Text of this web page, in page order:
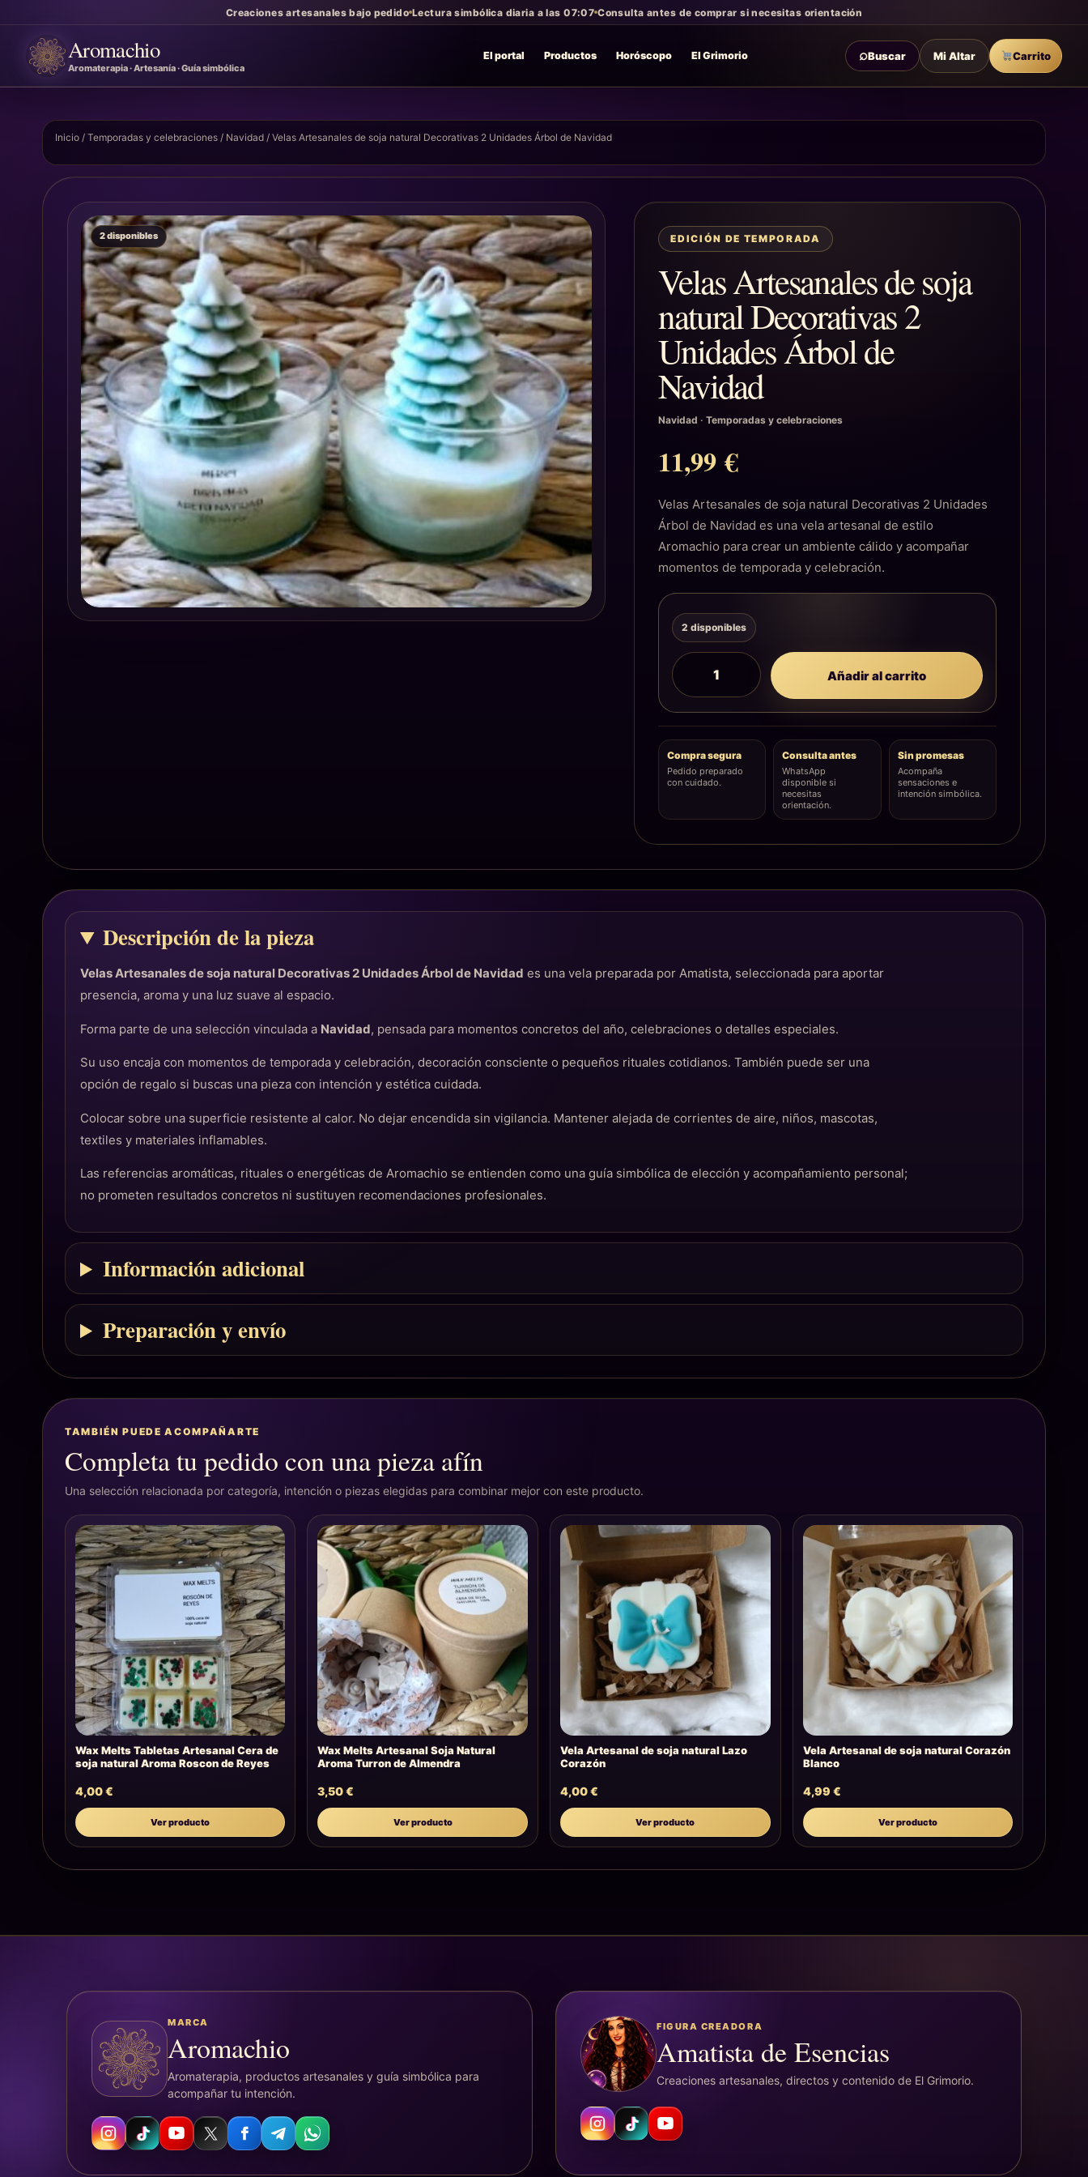
Creaciones artesanales bajo pedido Lectura simbólica diaria a las 07:07 Consulta antes de comprar si necesitas orientación
Aromachio
Aromaterapia · Artesanía · Guía simbólica
El portal Productos Horóscopo El Grimorio ⌕Buscar Mi Altar Carrito
Inicio / Temporadas y celebraciones / Navidad / Velas Artesanales de soja natural Decorativas 2 Unidades Árbol de Navidad
2 disponibles EDICIÓN DE TEMPORADA
Velas Artesanales de soja
natural Decorativas 2
Unidades Árbol de
Navidad
Navidad ·Temporadas y celebraciones
11,99€
Velas Artesanales de soja natural Decorativas 2 Unidades
Árbol de Navidad es una vela artesanal de estilo
Aromachio para crear un ambiente cálido y acompañar
momentos de temporada y celebración.
2 disponibles
Añadir al carrito
Compra segura
Pedido preparado
con cuidado.
Consulta antes
WhatsApp
disponible si
necesitas
orientación.
Sin promesas
Acompaña
sensaciones e
intención simbólica.
Descripción de la pieza
Velas Artesanales de soja natural Decorativas 2 Unidades Árbol de Navidad es una vela preparada por Amatista, seleccionada para aportar
presencia, aroma y una luz suave al espacio.
Forma parte de una selección vinculada a Navidad, pensada para momentos concretos del año, celebraciones o detalles especiales.
Su uso encaja con momentos de temporada y celebración, decoración consciente o pequeños rituales cotidianos. También puede ser una
opción de regalo si buscas una pieza con intención y estética cuidada.
Colocar sobre una superficie resistente al calor. No dejar encendida sin vigilancia. Mantener alejada de corrientes de aire, niños, mascotas,
textiles y materiales inflamables.
Las referencias aromáticas, rituales o energéticas de Aromachio se entienden como una guía simbólica de elección y acompañamiento personal;
no prometen resultados concretos ni sustituyen recomendaciones profesionales.
Información adicional
Preparación y envío
TAMBIÉN PUEDE ACOMPAÑARTE
Completa tu pedido con una pieza afín
Una selección relacionada por categoría, intención o piezas elegidas para combinar mejor con este producto.
Wax Melts Tabletas Artesanal Cera de
soja natural Aroma Roscon de Reyes
4,00€
Ver producto
Wax Melts Artesanal Soja Natural
Aroma Turron de Almendra
3,50€
Ver producto
Vela Artesanal de soja natural Lazo
Corazón
4,00€
Ver producto
Vela Artesanal de soja natural Corazón
Blanco
4,99 €
Ver producto
MARCA
Aromachio
Aromaterapia, productos artesanales y guía simbólica para
acompañar tu intención.
FIGURA CREADORA
Amatista de Esencias
Creaciones artesanales, directos y contenido de El Grimorio.